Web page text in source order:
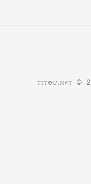
titou.net ©